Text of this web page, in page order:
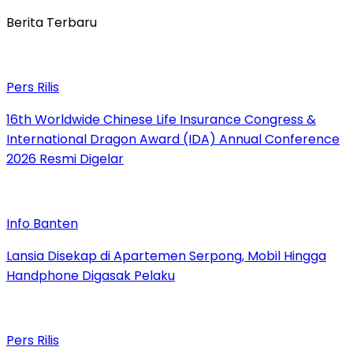
Berita Terbaru
Pers Rilis
16th Worldwide Chinese Life Insurance Congress &
International Dragon Award (IDA) Annual Conference
2026 Resmi Digelar
Info Banten
Lansia Disekap di Apartemen Serpong, Mobil Hingga
Handphone Digasak Pelaku
Pers Rilis